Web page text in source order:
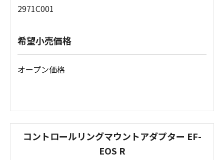
2971C001
希望小売価格
オープン価格
コントロールリングマウントアダプター EF-
EOS R